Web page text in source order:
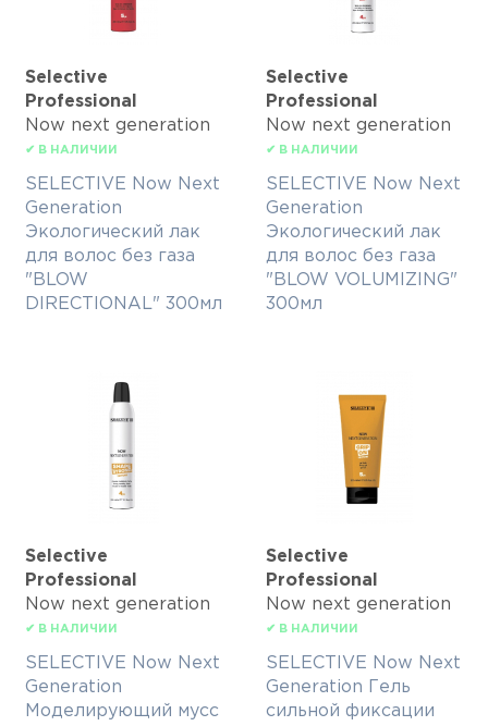
Selective
Professional
Now next generation
✔ В НАЛИЧИИ
SELECTIVE Now Next
Generation
Экологический лак
для волос без газа
"BLOW
DIRECTIONAL" 300мл
Selective
Professional
Now next generation
✔ В НАЛИЧИИ
SELECTIVE Now Next
Generation
Экологический лак
для волос без газа
"BLOW VOLUMIZING"
300мл
Selective
Professional
Now next generation
✔ В НАЛИЧИИ
SELECTIVE Now Next
Generation
Моделирующий мусс
Selective
Professional
Now next generation
✔ В НАЛИЧИИ
SELECTIVE Now Next
Generation Гель
сильной фиксации